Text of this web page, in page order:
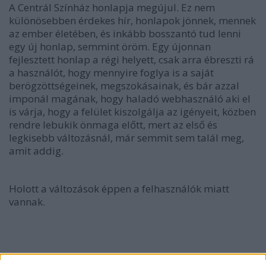
A Centrál Színház honlapja megújul. Ez nem
különösebben érdekes hír, honlapok jönnek, mennek
az ember életében, és inkább bosszantó tud lenni
egy új honlap, semmint öröm. Egy újonnan
fejlesztett honlap a régi helyett, csak arra ébreszti rá
a használót, hogy mennyire foglya is a saját
berögzöttségeinek, megszokásainak, és bár azzal
imponál magának, hogy haladó webhasználó aki el
is várja, hogy a felület kiszolgálja az igényeit, közben
rendre lebukik önmaga előtt, mert az első és
legkisebb változásnál, már semmit sem talál meg,
amit addig.
Holott a változások éppen a felhasználók miatt
vannak.